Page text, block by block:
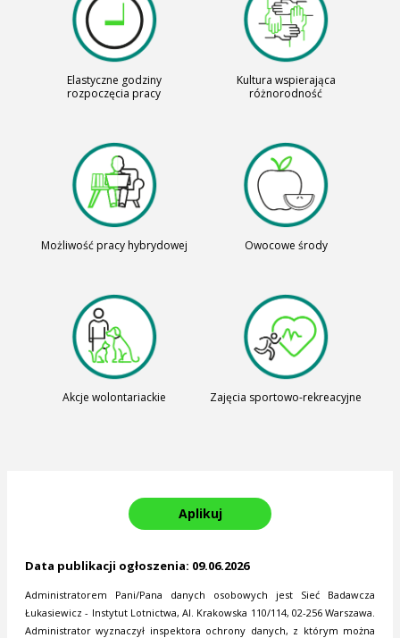
Elastyczne godziny
rozpoczęcia pracy
Kultura wspierająca
różnorodność
Możliwość pracy hybrydowej Owocowe środy
Akcje wolontariackie Zajęcia sportowo-rekreacyjne
Aplikuj
Data publikacji ogłoszenia: 09.06.2026
Administratorem Pani/Pana danych osobowych jest Sieć Badawcza
Łukasiewicz - Instytut Lotnictwa, Al. Krakowska 110/114, 02-256 Warszawa.
Administrator wyznaczył inspektora ochrony danych, z którym można